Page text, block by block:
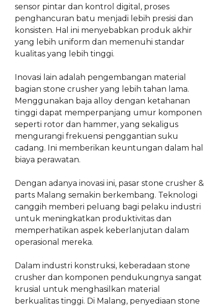
sensor pintar dan kontrol digital, proses
penghancuran batu menjadi lebih presisi dan
konsisten. Hal ini menyebabkan produk akhir
yang lebih uniform dan memenuhi standar
kualitas yang lebih tinggi.
Inovasi lain adalah pengembangan material
bagian stone crusher yang lebih tahan lama.
Menggunakan baja alloy dengan ketahanan
tinggi dapat memperpanjang umur komponen
seperti rotor dan hammer, yang sekaligus
mengurangi frekuensi penggantian suku
cadang. Ini memberikan keuntungan dalam hal
biaya perawatan.
Dengan adanya inovasi ini, pasar stone crusher &
parts Malang semakin berkembang. Teknologi
canggih memberi peluang bagi pelaku industri
untuk meningkatkan produktivitas dan
memperhatikan aspek keberlanjutan dalam
operasional mereka.
Dalam industri konstruksi, keberadaan stone
crusher dan komponen pendukungnya sangat
krusial untuk menghasilkan material
berkualitas tinggi. Di Malang, penyediaan stone